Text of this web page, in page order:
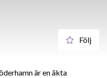
Följ
är en äkta